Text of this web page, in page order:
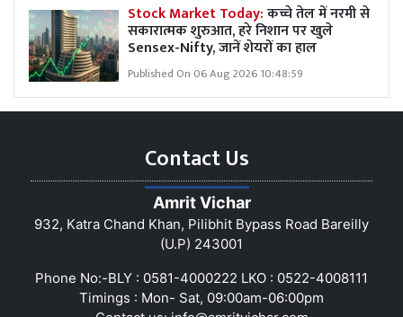
Stock Market Today:कच्चे तेल में नरमी से
सकारात्मक शुरुआत, हरे निशान पर खुले
Sensex-Nifty, जानें शेयरों का हाल
Published On 06 Aug 2026 10:48:59
Contact Us
Amrit Vichar
932, Katra Chand Khan, Pilibhit Bypass Road Bareilly
(U.P) 243001
Phone No:-BLY : 0581-4000222 LKO : 0522-4008111
Timings : Mon- Sat, 09:00am-06:00pm